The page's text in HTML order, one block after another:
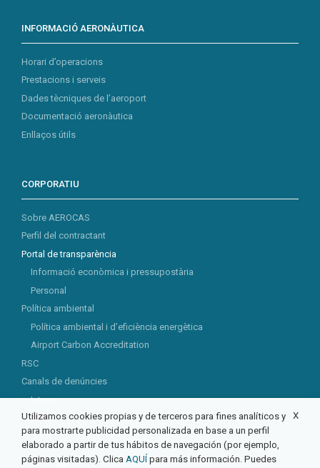
INFORMACIÓ AERONÀUTICA
Horari d’operacions
Prestacions i serveis
Dades tècniques de l’aeroport
Documentació aeronàutica
Enllaços útils
CORPORATIU
Sobre AEROCAS
Perfil del contractant
Portal de transparència
Informació econòmica i pressupostària
Personal
Política ambiental
Política ambiental i d’eficiència energètica
Airport Carbon Accreditation
RSC
Canals de denúncies
Intern
Extern
X
Utilizamos cookies propias y de terceros para fines analíticos y
para mostrarte publicidad personalizada en base a un perfil
elaborado a partir de tus hábitos de navegación (por ejemplo,
páginas visitadas). Clica AQUÍ para más información. Puedes